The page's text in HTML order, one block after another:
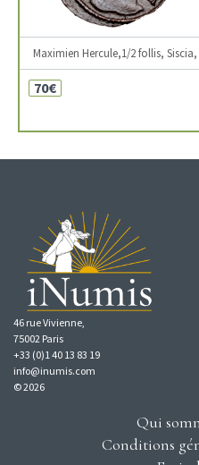
Maximien Hercule,1/2 follis, Siscia,
70€
46 rue Vivienne,
75002 Paris
+33 (0)1 40 13 83 19
info@inumis.com
© 2026
Qui
Conditions